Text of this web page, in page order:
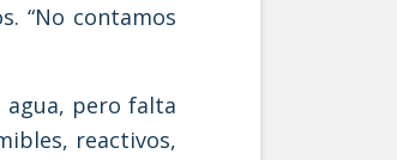
“No contamos
pero falta
reactivos,